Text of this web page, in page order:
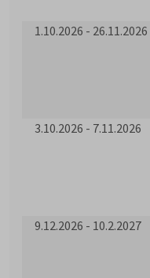
1.10.2026 - 26.11.2026
3.10.2026 - 7.11.2026
9.12.2026 - 10.2.2027